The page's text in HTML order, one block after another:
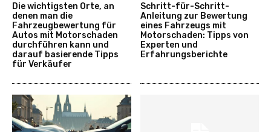
Die wichtigsten Orte, an
denen man die
Fahrzeugbewertung für
Autos mit Motorschaden
durchführen kann und
darauf basierende Tipps
für Verkäufer
Schritt-für-Schritt-
Anleitung zur Bewertung
eines Fahrzeugs mit
Motorschaden: Tipps von
Experten und
Erfahrungsberichte